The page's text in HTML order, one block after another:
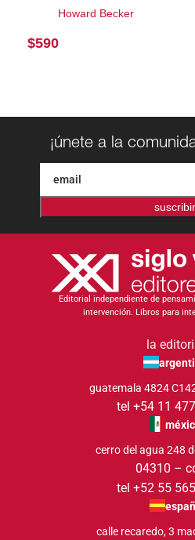
Howard Becker
$590
¡únete a la
suscribir
Editorial independiente de
intervención. Libros para
la
guatemala 4824
tel +54 11
cerro del agua 248
04310 –
tel +52 55
calle recaredo, 3